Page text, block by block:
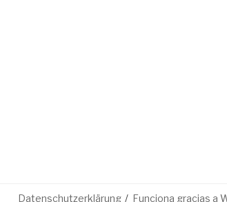
Datenschutzerklärung Funciona gracias a